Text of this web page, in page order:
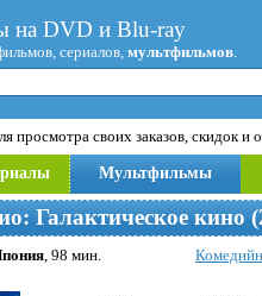
на DVD и Blu-ray
сериалов, мультфильмов.
просмотра своих заказов, скидок и
Мультфильмы
Галактическое кино
, 98 мин.